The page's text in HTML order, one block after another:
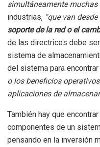
simultáneamente muchas
industrias, “que van desde
soporte de la red o el
de las directrices debe
sistema de
del sistema para encontrar
o los beneficios
aplicaciones de
También hay que
componentes de un
pensando en la inversión